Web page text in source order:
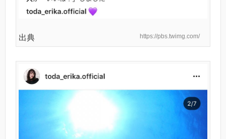
出典 https://pbs.twimg.com/